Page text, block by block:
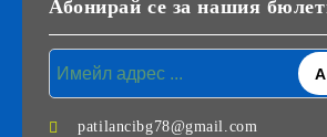
Абонирай се за нашия
patilancibg78@gmail.com